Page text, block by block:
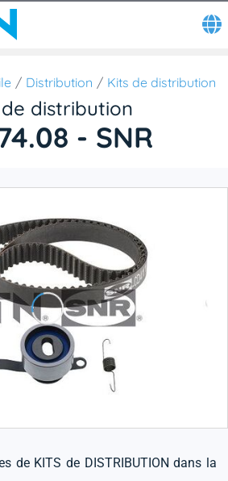
Distribution Kits de distribution
distribution
- SNR
de KITS de DISTRIBUTION dans la